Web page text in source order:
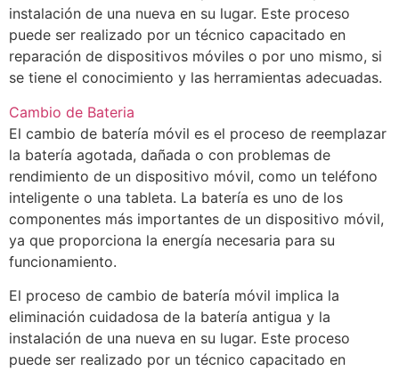
instalación de una nueva en su lugar. Este proceso
puede ser realizado por un técnico capacitado en
reparación de dispositivos móviles o por uno mismo, si
se tiene el conocimiento y las herramientas adecuadas.
Cambio de Bateria
El cambio de batería móvil es el proceso de reemplazar
la batería agotada, dañada o con problemas de
rendimiento de un dispositivo móvil, como un teléfono
inteligente o una tableta. La batería es uno de los
componentes más importantes de un dispositivo móvil,
ya que proporciona la energía necesaria para su
funcionamiento.
El proceso de cambio de batería móvil implica la
eliminación cuidadosa de la batería antigua y la
instalación de una nueva en su lugar. Este proceso
puede ser realizado por un técnico capacitado en